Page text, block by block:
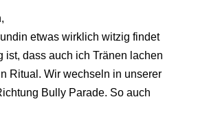
etwas wirklich witzig findet
ist, dass auch ich Tränen lachen
Ritual. Wir wechseln in unserer
Bully Parade. So auch